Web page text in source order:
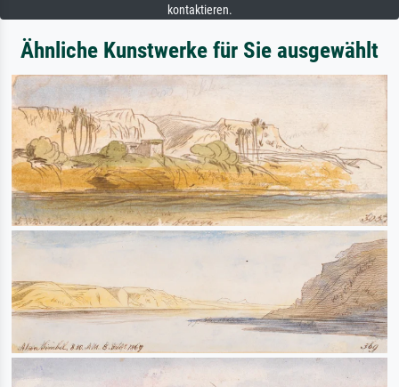
kontaktieren.
Ähnliche Kunstwerke für Sie ausgewählt